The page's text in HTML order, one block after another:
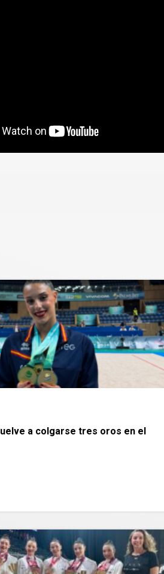
a colgarse tres oros en el